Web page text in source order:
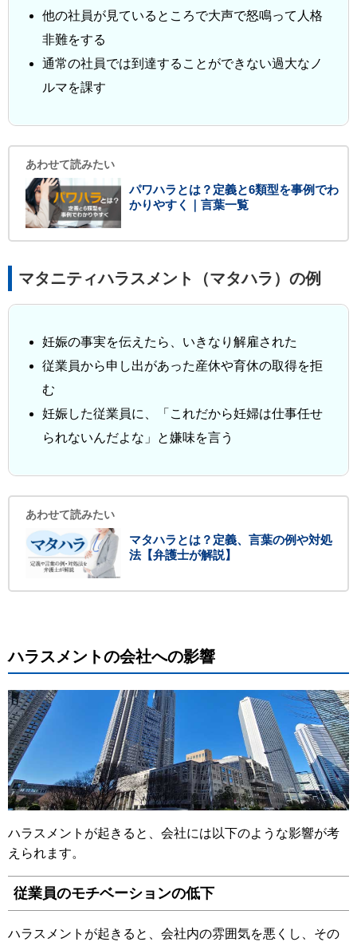
他の社員が見ているところで大声で怒鳴って人格
非難をする
通常の社員では到達することができない過大なノ
ルマを課す
あわせて読みたい
パワハラとは？定義と6類型を事例でわ
かりやすく｜言葉一覧
マタニティハラスメント（マタハラ）の例
妊娠の事実を伝えたら、いきなり解雇された
従業員から申し出があった産休や育休の取得を拒
む
妊娠した従業員に、「これだから妊婦は仕事任せ
られないんだよな」と嫌味を言う
あわせて読みたい
マタハラとは？定義、言葉の例や対処
法【弁護士が解説】
ハラスメントの会社への影響
ハラスメントが起きると、会社には以下のような影響が考
えられます。
従業員のモチベーションの低下
ハラスメントが起きると、会社内の雰囲気を悪くし、その